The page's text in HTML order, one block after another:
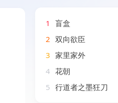
1
盲盒
2 双向欲臣
3 家里家外
4 花朝
5 行道者之墨狂刀